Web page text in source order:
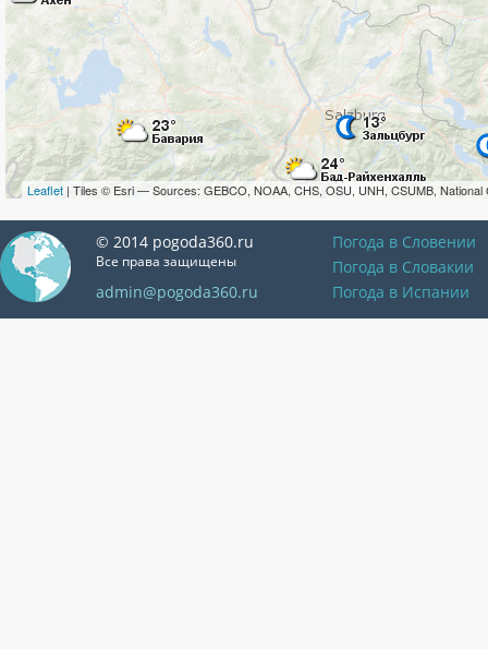
Leaflet | Tiles © Esri — Sources: GEBCO, NOAA, CHS, OSU, UNH, CSUMB, National
© 2014 pogoda360.ru
Все права защищены
admin@pogoda360.ru
Погода в Словении
Погода в Словакии
Погода в Испании